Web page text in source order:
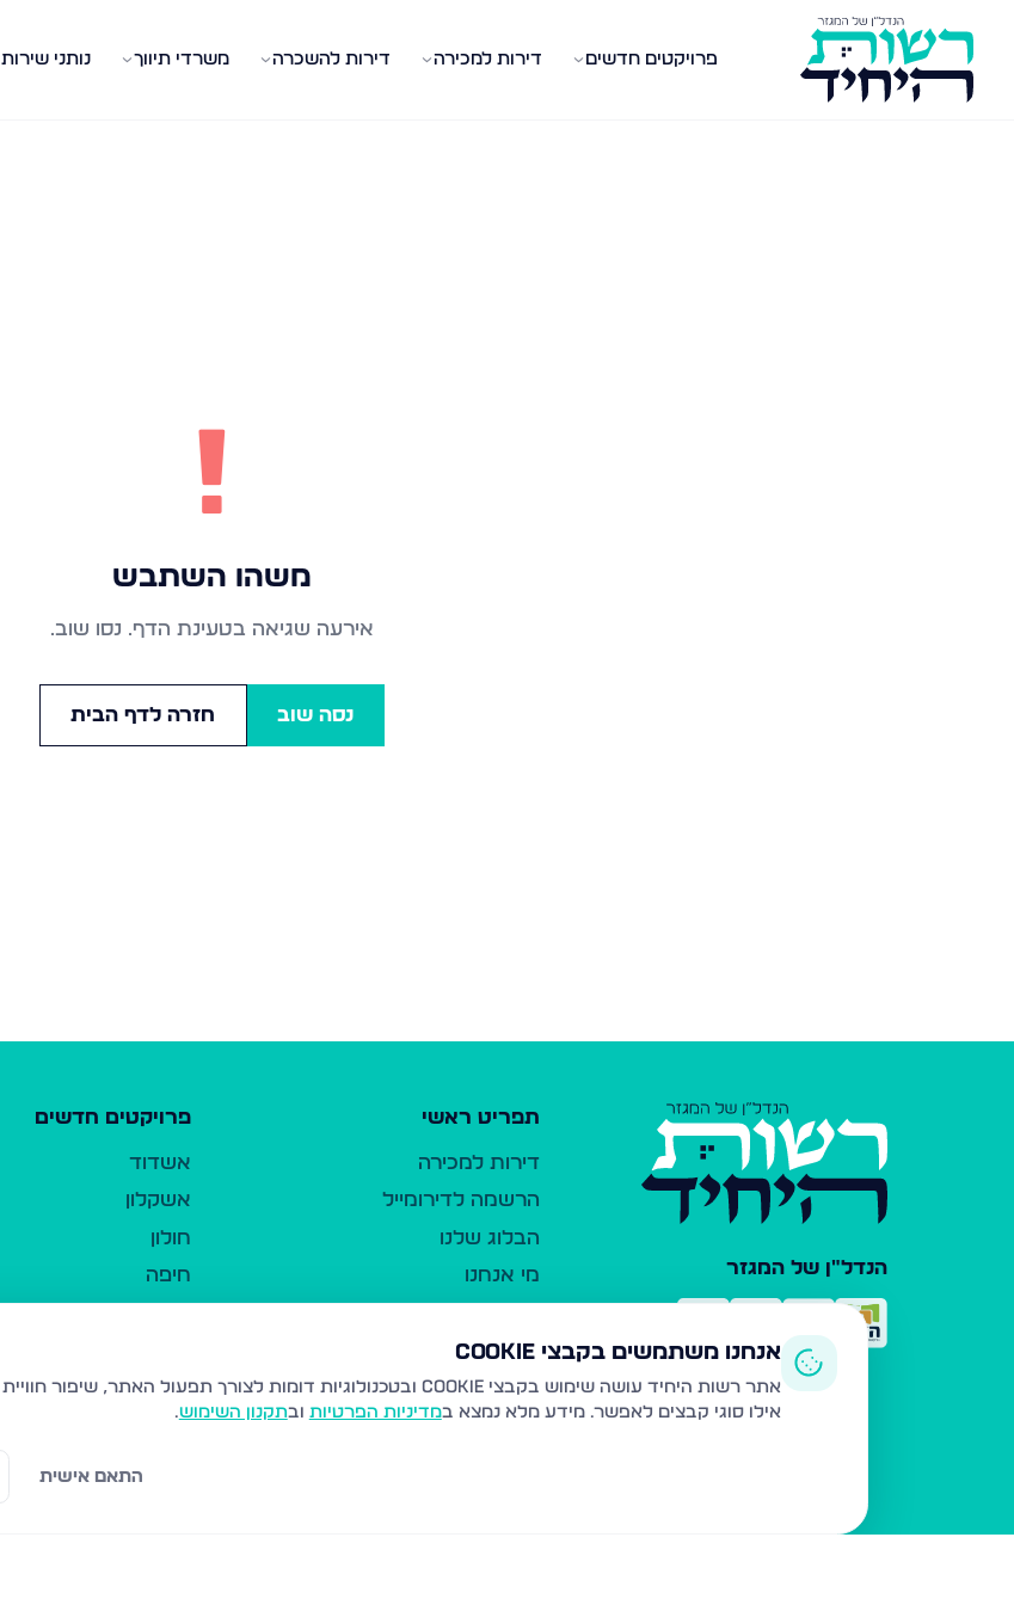
פרויקטים חדשים דירות למכירה דירות להשכרה משרדי תיווך נותני שירות
!
משהו השתבש
אירעה שגיאה בטעינת הדף. נסו שוב.
נסה שוב חזרה לדף הבית
הנדל"ן של המגזר
תפריט ראשי
דירות למכירה
הרשמה לדירומייל
הבלוג שלנו
מי אנחנו
כלי עזר
פרסום ברשות היחיד
משרדי תיווך
פרויקטים חדשים
אשדוד
אשקלון
חולון
חיפה
נהריה
עמנואל
אנחנו משתמשים בקבצי Cookie
אתר רשות היחיד עושה שימוש בקבצי Cookie ובטכנולוגיות דומות לצורך תפעול האתר, שיפור חוויית המשתמש, ניתוח שימוש ושיווק מותאם.
אילו סוגי קבצים לאפשר. מידע מלא נמצא במדיניות הפרטיות ובתקנון השימוש.
התאם אישית